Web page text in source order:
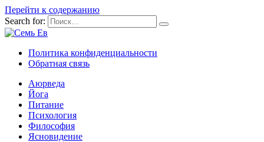
Перейти к содержанию
Search for:
Политика конфиденциальности
Обратная связь
Аюрведа
Йога
Питание
Психология
Философия
Ясновидение